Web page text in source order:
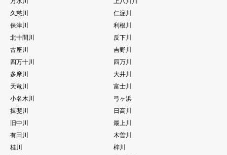
久慈川
仁淀川
保津川
利根川
北十間川
反下川
古座川
吉野川
四万十川
四万川
多摩川
大井川
天竜川
富士川
小名木川
弓ヶ浜
揖斐川
日高川
旧中川
最上川
有田川
木曽川
桂川
梓川